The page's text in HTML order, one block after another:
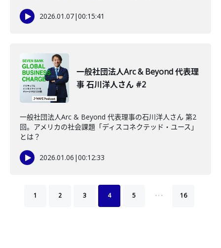
2026.01.07|00:15:41
一般社団法人Arc & Beyond 代表理
事 石川洋人さん #2
一般社団法人Arc & Beyond 代表理事の石川洋人さん 第2
回。アメリカの社会課題「ディスコネクテッド・ユース」
とは？
2026.01.06 |00:12:33
1 2 3 4 5 … 16